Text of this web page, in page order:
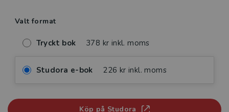
Valt format
Tryckt bok 378 kr inkl. moms
Studora e-bok 226 kr inkl. moms
Köp på Studora